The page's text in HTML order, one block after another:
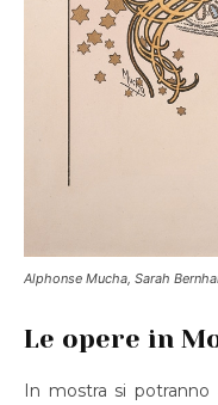
Alphonse Mucha, Sarah
Le opere in
In mostra si potranno